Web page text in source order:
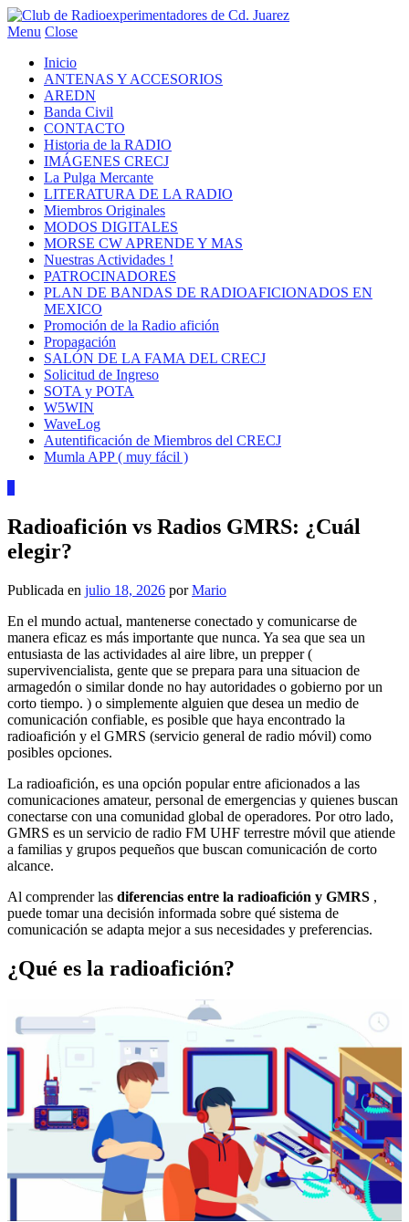
Menu Close
Inicio
ANTENAS Y ACCESORIOS
AREDN
Banda Civil
CONTACTO
Historia de la RADIO
IMÁGENES CRECJ
La Pulga Mercante
LITERATURA DE LA RADIO
Miembros Originales
MODOS DIGITALES
MORSE CW APRENDE Y MAS
Nuestras Actividades !
PATROCINADORES
PLAN DE BANDAS DE RADIOAFICIONADOS EN
MEXICO
Promoción de la Radio afición
Propagación
SALÓN DE LA FAMA DEL CRECJ
Solicitud de Ingreso
SOTA y POTA
W5WIN
WaveLog
Autentificación de Miembros del CRECJ
Mumla APP ( muy fácil )
Radioafición vs Radios GMRS: ¿Cuál
elegir?
Publicada en julio 18, 2026 porMario
En el mundo actual, mantenerse conectado y comunicarse de
manera eficaz es más importante que nunca. Ya sea que sea un
entusiasta de las actividades al aire libre, un prepper (
supervivencialista, gente que se prepara para una situacion de
armagedón o similar donde no hay autoridades o gobierno por un
corto tiempo. ) o simplemente alguien que desea un medio de
comunicación confiable, es posible que haya encontrado la
radioafición y el GMRS (servicio general de radio móvil) como
posibles opciones.
La radioafición, es una opción popular entre aficionados a las
comunicaciones amateur, personal de emergencias y quienes buscan
conectarse con una comunidad global de operadores. Por otro lado,
GMRS es un servicio de radio FM UHF terrestre móvil que atiende
a familias y grupos pequeños que buscan comunicación de corto
alcance.
Al comprender las diferencias entre la radioafición y GMRS ,
puede tomar una decisión informada sobre qué sistema de
comunicación se adapta mejor a sus necesidades y preferencias.
¿Qué es la radioafición?